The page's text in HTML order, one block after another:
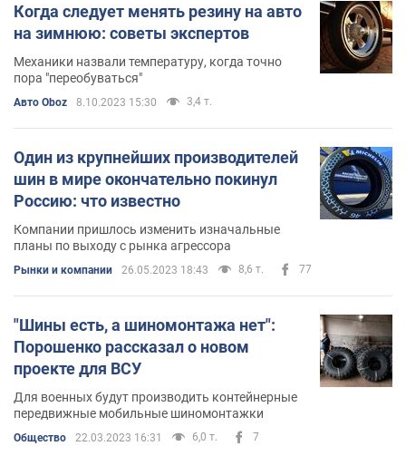
Когда следует менять резину на авто
на зимнюю: советы экспертов
Механики назвали температуру, когда точно
пора "переобуваться"
Авто Oboz 8.10.2023 15:30 3,4 т.
Один из крупнейших производителей
шин в мире окончательно покинул
Россию: что известно
Компании пришлось изменить изначальные
планы по выходу с рынка агрессора
Рынки и компании 26.05.2023 18:43 8,6 т. 77
"Шины есть, а шиномонтажа нет":
Порошенко рассказал о новом
проекте для ВСУ
Для военных будут производить контейнерные
передвижные мобильные шиномонтажки
Общество 22.03.2023 16:31 6,0 т. 7